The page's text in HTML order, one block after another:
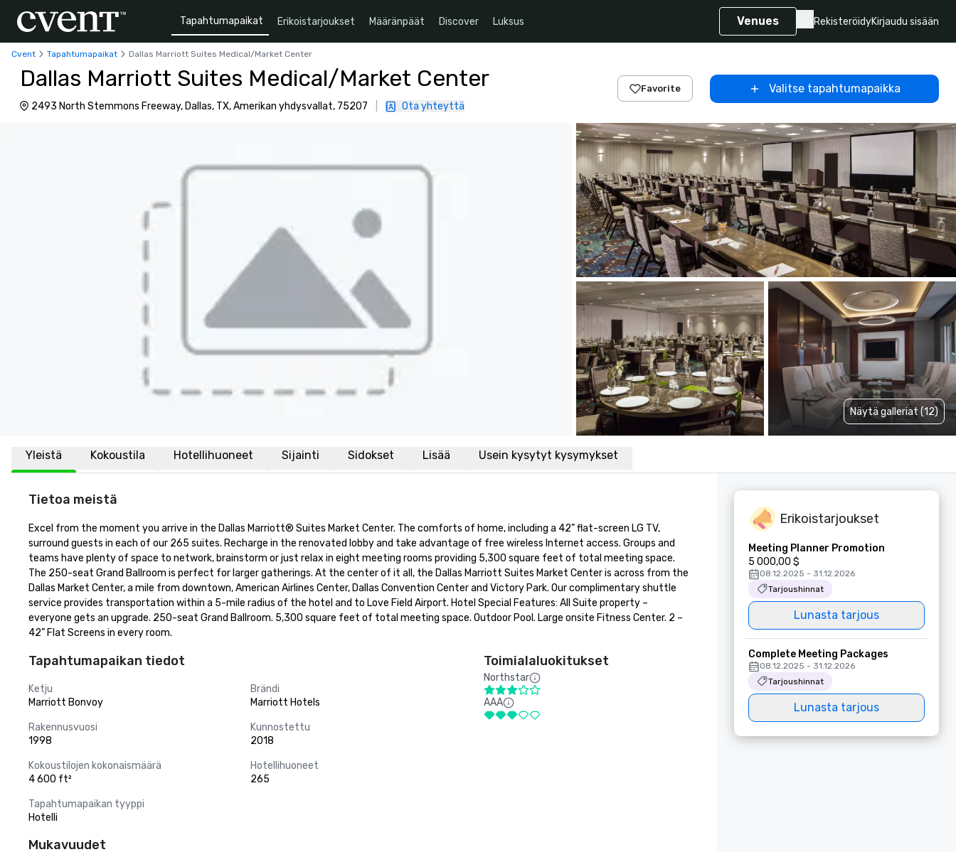
Tapahtumapaikat Erikoistarjoukset Määränpäät Discover Luksus Venues RekisteröidyKirjaudu sisään
Cvent Tapahtumapaikat Dallas Marriott Suites Medical/Market Center
Dallas Marriott Suites Medical/Market Center
2493 North Stemmons Freeway, Dallas, TX, Amerikan yhdysvallat, 75207 Ota yhteyttä
Favorite Valitse tapahtumapaikka
Näytä galleriat (12)
Yleistä Kokoustila Hotellihuoneet Sijainti Sidokset Lisää Usein kysytyt kysymykset
Tietoa meistä
Excel from the moment you arrive in the Dallas Marriott® Suites Market Center. The comforts of home, including a 42” flat-screen LG TV,
surround guests in each of our 265 suites. Recharge in the renovated lobby and take advantage of free wireless Internet access. Groups and
teams have plenty of space to network, brainstorm or just relax in eight meeting rooms providing 5,300 square feet of total meeting space.
The 250-seat Grand Ballroom is perfect for larger gatherings. At the center of it all, the Dallas Marriott Suites Market Center is across from the
Dallas Market Center, a mile from downtown, American Airlines Center, Dallas Convention Center and Victory Park. Our complimentary shuttle
service provides transportation within a 5-mile radius of the hotel and to Love Field Airport. Hotel Special Features: All Suite property –
everyone gets an upgrade. 250-seat Grand Ballroom. 5,300 square feet of total meeting space. Outdoor Pool. Large onsite Fitness Center. 2 –
42” Flat Screens in every room.
Tapahtumapaikan tiedot
Ketju
Marriott Bonvoy
Brändi
Marriott Hotels
Rakennusvuosi
1998
Kunnostettu
2018
Kokoustilojen kokonaismäärä
4 600 ft²
Hotellihuoneet
265
Tapahtumapaikan tyyppi
Hotelli
Toimialaluokitukset
Northstar
AAA
Mukavuudet
Erikoistarjoukset
Meeting Planner Promotion
5 000,00 $
08.12.2025 - 31.12.2026
Tarjoushinnat
Lunasta tarjous
Complete Meeting Packages
08.12.2025 - 31.12.2026
Tarjoushinnat
Lunasta tarjous